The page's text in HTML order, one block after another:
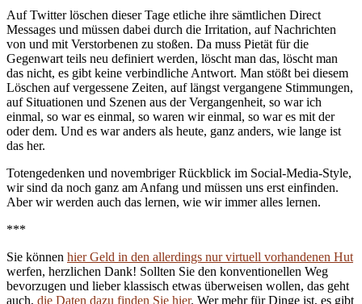
Auf Twitter löschen dieser Tage etliche ihre sämtlichen Direct
Messages und müssen dabei durch die Irritation, auf Nachrichten
von und mit Verstorbenen zu stoßen. Da muss Pietät für die
Gegenwart teils neu definiert werden, löscht man das, löscht man
das nicht, es gibt keine verbindliche Antwort. Man stößt bei diesem
Löschen auf vergessene Zeiten, auf längst vergangene Stimmungen,
auf Situationen und Szenen aus der Vergangenheit, so war ich
einmal, so war es einmal, so waren wir einmal, so war es mit der
oder dem. Und es war anders als heute, ganz anders, wie lange ist
das her.
Totengedenken und novembriger Rückblick im Social-Media-Style,
wir sind da noch ganz am Anfang und müssen uns erst einfinden.
Aber wir werden auch das lernen, wie wir immer alles lernen.
***
Sie können hier Geld in den allerdings nur virtuell vorhandenen Hut
werfen, herzlichen Dank! Sollten Sie den konventionellen Weg
bevorzugen und lieber klassisch etwas überweisen wollen, das geht
auch, die Daten dazu finden Sie hier. Wer mehr für Dinge ist, es gibt